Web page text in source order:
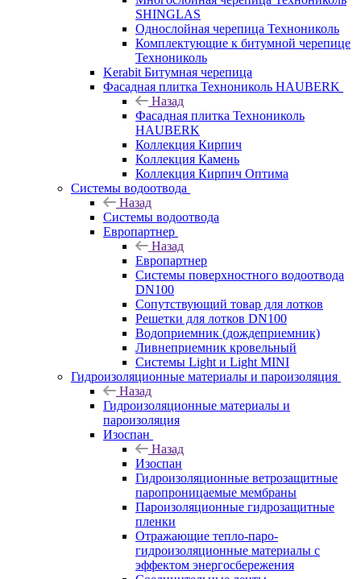
SHINGLAS
Однослойная черепица Технониколь
Комплектующие к битумной черепице
Технониколь
Kerabit Битумная черепица
Фасадная плитка Технониколь HAUBERK
Назад
Фасадная плитка Технониколь
HAUBERK
Кол​лекция Кирпич
Кол​лекция Камень
Коллекция Кирпич Оптима
Системы водоотвода
Назад
Системы водоотвода
Европартнер
Назад
Европартнер
Системы поверхностного водоотвода
DN100
Сопутствующий товар для лотков
Решетки для лотков DN100
Водоприемник (дождеприемник)
Ливнеприемник кровельный
Системы Light и Light MINI
Гидроизоляционные материалы и пароизоляция
Назад
Гидроизоляционные материалы и
пароизоляция
Изоспан
Назад
Изоспан
Гидроизоляционные ветрозащитные
паропроницаемые мембраны
Пароизоляционные гидрозащитные
пленки
Отражающие тепло-паро-
гидроизоляционные материалы с
эффектом энергосбережения